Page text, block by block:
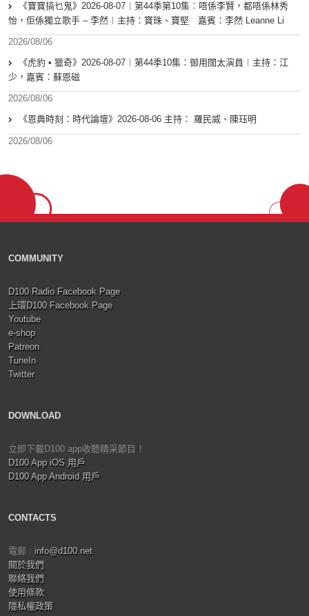
《寶寶搞乜鬼》2026-08-07︱第44季第10集︰唔係李賢，都唔係林秀
怡，佢係獨立歌手 – 李然︱主持：寶珠、寶堅 嘉賓：李然 Leanne Li
2026/08/06
《虎豹 • 獵奇》2026-08-07︱第44季10集：御用闊太演員︱主持：江
少，嘉賓：蘇恩磁
2026/08/06
《恩典時刻：時代論壇》2026-08-06 主持： 羅民威、陳珏明
2026/08/06
COMMUNITY
D100 Radio Facebook Page
上環D100 Facebook Page
Youtube
e-shop
Patreon
TuneIn
Twitter
DOWNLOAD
立即下載D100 app收聽精采節目！
D100 App iOS 用戶
D100 App Android 用戶
CONTACTS
電郵 : info@d100.net
關於我們
聯絡我們
使用條款
隱私權政策